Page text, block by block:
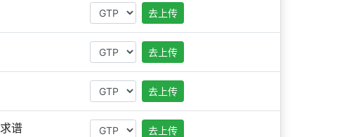
去上传
去上传
去上传
求谱 去上传